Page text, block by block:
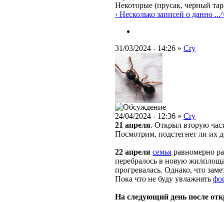
Некоторые (прусак, черный
‹ Несколько записей о данно ...
31/03/2024 - 14:26 » Cry
24/04/2024 - 12:36 » Cry
21 апреля. Открыл вторую
Посмотрим, подстегнет ли их
22 апреля семья равномерно
перебралось в новую
прогревалась. Однако, что
Пока что не буду увлажнять
На следующий день после